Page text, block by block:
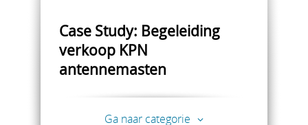
Case Study: Begeleiding
verkoop KPN
antennemasten
Ga naar categorie